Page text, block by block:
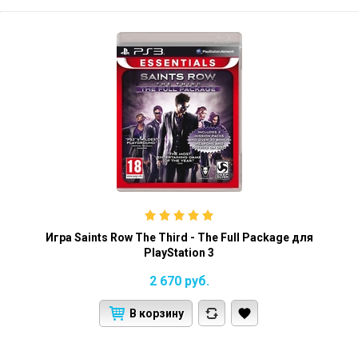
Игра Saints Row The Third - The Full Package для
PlayStation 3
2 670 руб.
В корзину